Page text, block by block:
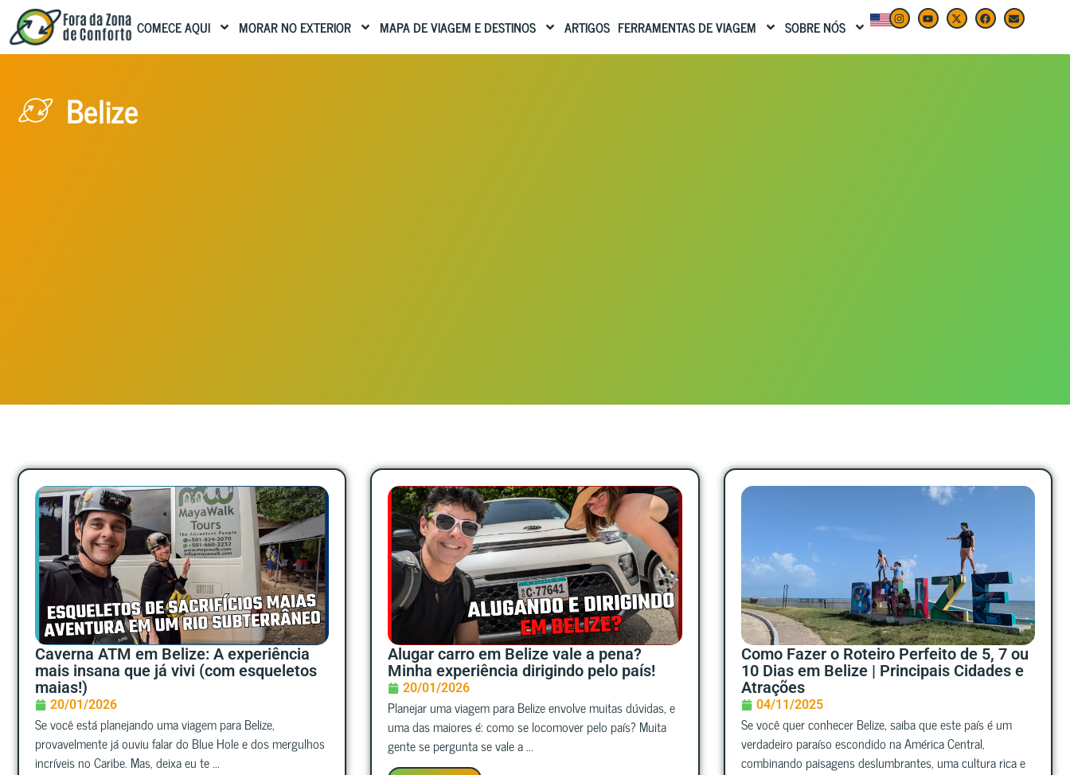
COMECE AQUI MORAR NO EXTERIOR MAPA DE VIAGEM E DESTINOS ARTIGOS FERRAMENTAS DE VIAGEM SOBRE NÓS
Belize
Caverna ATM em Belize: A experiência
mais insana que já vivi (com esqueletos
maias!)
20/01/2026
Se você está planejando uma viagem para Belize,
provavelmente já ouviu falar do Blue Hole e dos mergulhos
incríveis no Caribe. Mas, deixa eu te ...
Alugar carro em Belize vale a pena?
Minha experiência dirigindo pelo país!
20/01/2026
Planejar uma viagem para Belize envolve muitas dúvidas, e
uma das maiores é: como se locomover pelo país? Muita
gente se pergunta se vale a ...
Como Fazer o Roteiro Perfeito de 5, 7 ou
10 Dias em Belize | Principais Cidades e
Atrações
04/11/2025
Se você quer conhecer Belize, saiba que este país é um
verdadeiro paraíso escondido na América Central,
combinando paisagens deslumbrantes, uma cultura rica e